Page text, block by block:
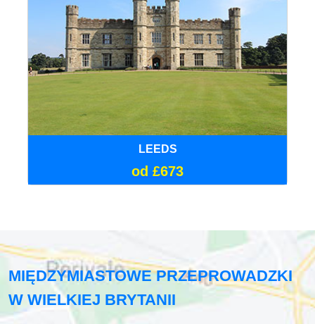
LEEDS
od £673
MIĘDZYMIASTOWE PRZEPROWADZKI
W WIELKIEJ BRYTANII